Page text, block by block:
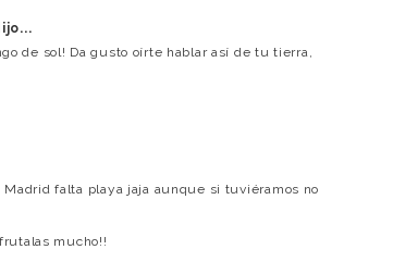
de sol! Da gusto oírte hablar así de tu tierra,
falta playa jaja aunque si tuviéramos no
mucho!!